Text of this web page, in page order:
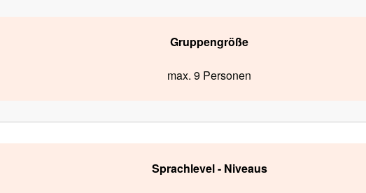
Gruppengröße
max. 9 Personen
Sprachlevel - Niveaus